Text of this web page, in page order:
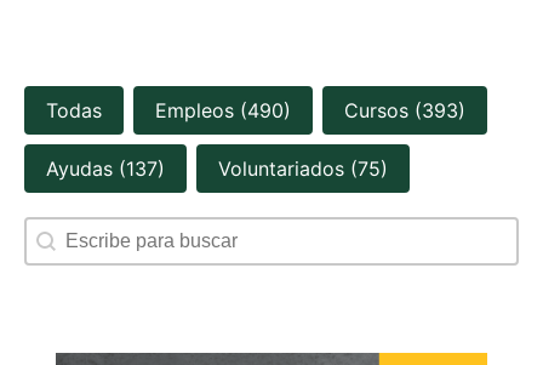
Seleccion ofertas-botones
Todas Empleos (490) Cursos (393)
Ayudas (137) Voluntariados (75)
Search content